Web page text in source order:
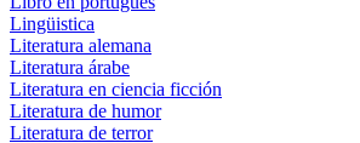
Lingüistica
Literatura alemana
Literatura árabe
Literatura en ciencia ficción
Literatura de humor
Literatura de terror